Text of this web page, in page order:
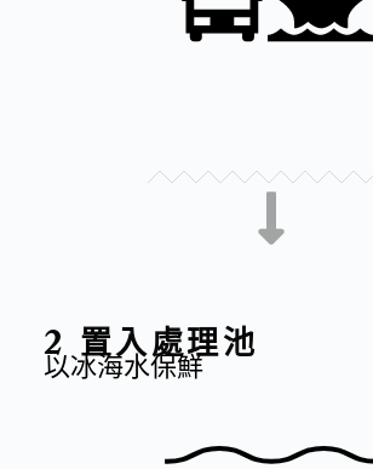
2 置入處理池
以冰​海水​保鮮